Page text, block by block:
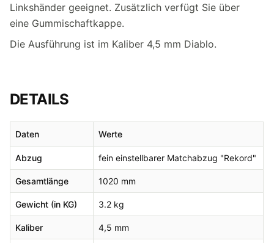
Linkshänder geeignet. Zusätzlich verfügt Sie über
eine Gummischaftkappe.
Die Ausführung ist im Kaliber 4,5 mm Diablo.
DETAILS
Daten Werte
Abzug fein einstellbarer Matchabzug "Rekord"
Gesamtlänge 1020 mm
Gewicht (in KG) 3.2 kg
Kaliber 4,5 mm